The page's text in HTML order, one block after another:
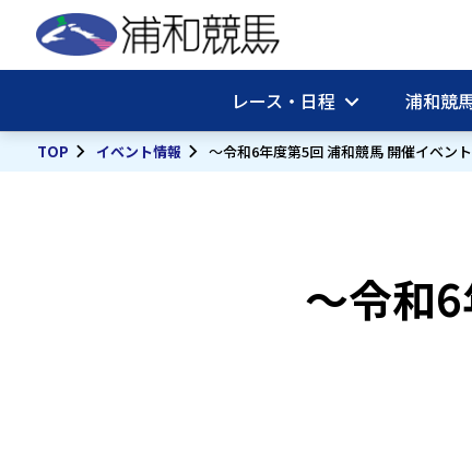
レース・日程 浦和競
TOP イベント情報 ～令和6年度第5回 浦和競馬 開催イベン
～令和